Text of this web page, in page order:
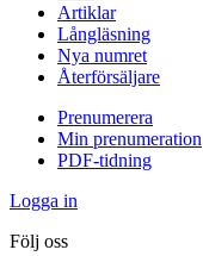
Artiklar
Långläsning
Nya numret
Återförsäljare
Prenumerera
Min prenumeration
PDF-tidning
Logga in
Följ oss